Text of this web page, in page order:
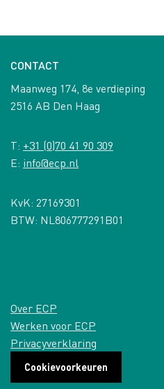
CONTACT
Maanweg 174, 8e verdieping
2516 AB Den Haag
T: +31 (0)70 41 90 309
E: info@ecp.nl
KvK: 27169301
BTW: NL806777291B01
Over ECP
Werken voor ECP
Privacyverklaring
Cookievoorkeuren